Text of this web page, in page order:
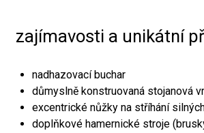
zajímavosti a unikátní
nadhazovací buchar
důmyslně konstruovaná stojanová
excentrické nůžky na stříhání
doplňkové hamernické stroje